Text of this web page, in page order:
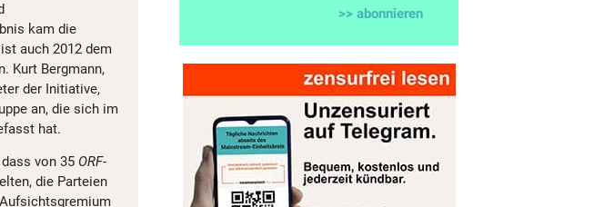
kam die
auch 2012 dem
Kurt Bergmann,
der Initiative,
an, die sich im
hat.
von 35 ORF-
die Parteien
>> abonnieren